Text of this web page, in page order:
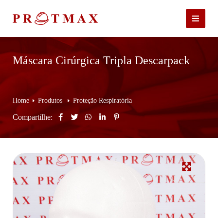
Máscara Cirúrgica Tripla Descarpack
Home Produtos Proteção Respiratória
Compartilhe: